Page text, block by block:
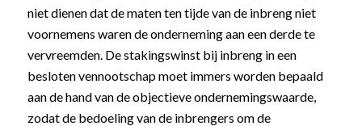
niet dienen dat de maten ten tijde van de inbreng niet
voornemens waren de onderneming aan een derde te
vervreemden. De stakingswinst bij inbreng in een
besloten vennootschap moet immers worden bepaald
aan de hand van de objectieve ondernemingswaarde,
zodat de bedoeling van de inbrengers om de